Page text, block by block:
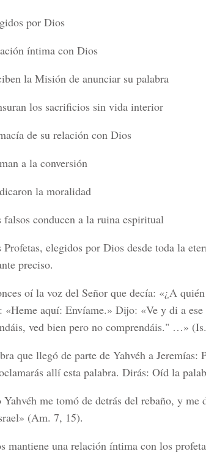
por Dios
íntima con Dios
la Misión de anunciar su palabra
los sacrificios sin vida interior
de su relación con Dios
a la conversión
la moralidad
falsos conducen a la ruina espiritual
Profetas, elegidos por Dios desde toda la
preciso.
oí la voz del Señor que decía: «¿A
«Heme aquí: Envíame.» Dijo: «Ve y di a
ved bien pero no comprendáis." …»
que llegó de parte de Yahvéh a Jeremías:
allí esta palabra. Dirás: Oíd la
Yahvéh me tomó de detrás del rebaño, y
(Am. 7, 15).
mantiene una relación íntima con los